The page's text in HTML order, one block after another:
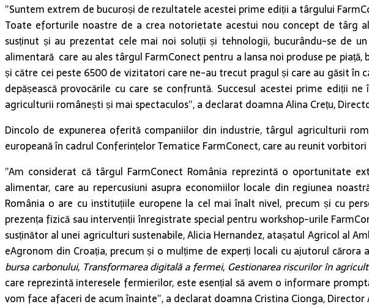
”Suntem extrem de bucuroși de rezultatele acestei prime ediții a târgului
Toate eforturile noastre de a crea notorietate acestui nou concept de târg
susținut și au prezentat cele mai noi soluții și tehnologii, bucurându-se de
alimentară care au ales târgul FarmConect pentru a lansa noi produse pe
și către cei peste 6500 de vizitatori care ne-au trecut pragul și care au găsit
depășească provocările cu care se confruntă. Succesul acestei prime ediții
agriculturii românești și mai spectaculos”, a declarat doamna Alina Crețu,
Dincolo de expunerea oferită companiilor din industrie, târgul agriculturii
europeană în cadrul Conferințelor Tematice FarmConect, care au reunit
”Am considerat că târgul FarmConect România reprezintă o
alimentar, care au repercusiuni asupra economiilor locale din regiunea
România o are cu instituțiile europene la cel mai înalt nivel, precum și cu
prezența fizică sau intervenții înregistrate special pentru workshop-urile
susținător al unei agriculturi sustenabile, Alicia Hernandez, atașatul Agricol al
eAgronom din Croația, precum și o mulțime de experți locali cu ajutorul
bursa carbonului, Transformarea digitală a fermei, Gestionarea riscurilor în
care reprezintă interesele fermierilor, este esențial să avem o informare
vom face afaceri de acum înainte”, a declarat doamna Cristina Cionga, Director